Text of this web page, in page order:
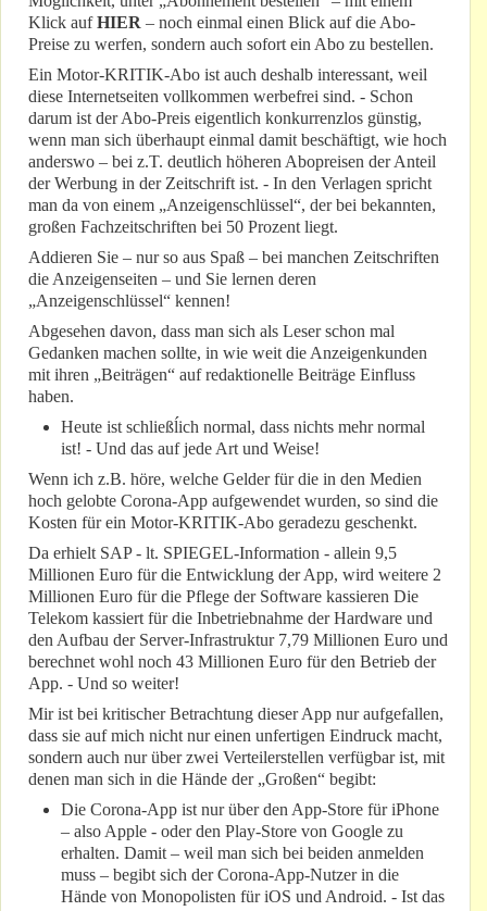
Klick aufHIER – noch einmal einen Blick auf die Abo-
Preise zu werfen, sondern auch sofort ein Abo zu bestellen.
Ein Motor-KRITIK-Abo ist auch deshalb interessant, weil
diese Internetseiten vollkommen werbefrei sind. - Schon
darum ist der Abo-Preis eigentlich konkurrenzlos günstig,
wenn man sich überhaupt einmal damit beschäftigt, wie hoch
anderswo – bei z.T. deutlich höheren Abopreisen der Anteil
der Werbung in der Zeitschrift ist. - In den Verlagen spricht
man da von einem „Anzeigenschlüssel“, der bei bekannten,
großen Fachzeitschriften bei 50 Prozent liegt.
Addieren Sie – nur so aus Spaß – bei manchen Zeitschriften
die Anzeigenseiten – und Sie lernen deren
„Anzeigenschlüssel“ kennen!
Abgesehen davon, dass man sich als Leser schon mal
Gedanken machen sollte, in wie weit die Anzeigenkunden
mit ihren „Beiträgen“ auf redaktionelle Beiträge Einfluss
haben.
Heute ist schließĺich normal, dass nichts mehr normal
ist! - Und das auf jede Art und Weise!
Wenn ich z.B. höre, welche Gelder für die in den Medien
hoch gelobte Corona-App aufgewendet wurden, so sind die
Kosten für ein Motor-KRITIK-Abo geradezu geschenkt.
Da erhielt SAP - lt. SPIEGEL-Information - allein 9,5
Millionen Euro für die Entwicklung der App, wird weitere 2
Millionen Euro für die Pflege der Software kassieren Die
Telekom kassiert für die Inbetriebnahme der Hardware und
den Aufbau der Server-Infrastruktur 7,79 Millionen Euro und
berechnet wohl noch 43 Millionen Euro für den Betrieb der
App. - Und so weiter!
Mir ist bei kritischer Betrachtung dieser App nur aufgefallen,
dass sie auf mich nicht nur einen unfertigen Eindruck macht,
sondern auch nur über zwei Verteilerstellen verfügbar ist, mit
denen man sich in die Hände der „Großen“ begibt:
Die Corona-App ist nur über den App-Store für iPhone
– also Apple - oder den Play-Store von Google zu
erhalten. Damit – weil man sich bei beiden anmelden
muss – begibt sich der Corona-App-Nutzer in die
Hände von Monopolisten für iOS und Android. - Ist das